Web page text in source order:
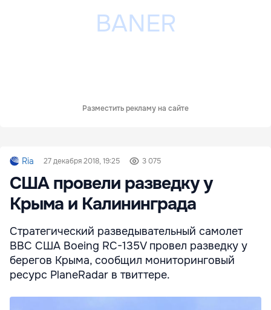
Разместить рекламу на сайте
Ria 27 декабря 2018, 19:25 3 075
США провели разведку у
Крыма и Калининграда
Стратегический разведывательный самолет
ВВС США Boeing RC-135V провел разведку у
берегов Крыма, сообщил мониторинговый
ресурс PlaneRadar в твиттере.